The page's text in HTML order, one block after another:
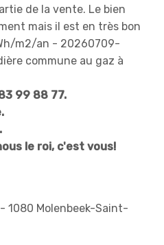
de la vente. Le bien
mais il est en très bon
m2/an - 20260709-
commune au gaz à
99 88 77.
le roi, c'est vous!
1080 Molenbeek-Saint-